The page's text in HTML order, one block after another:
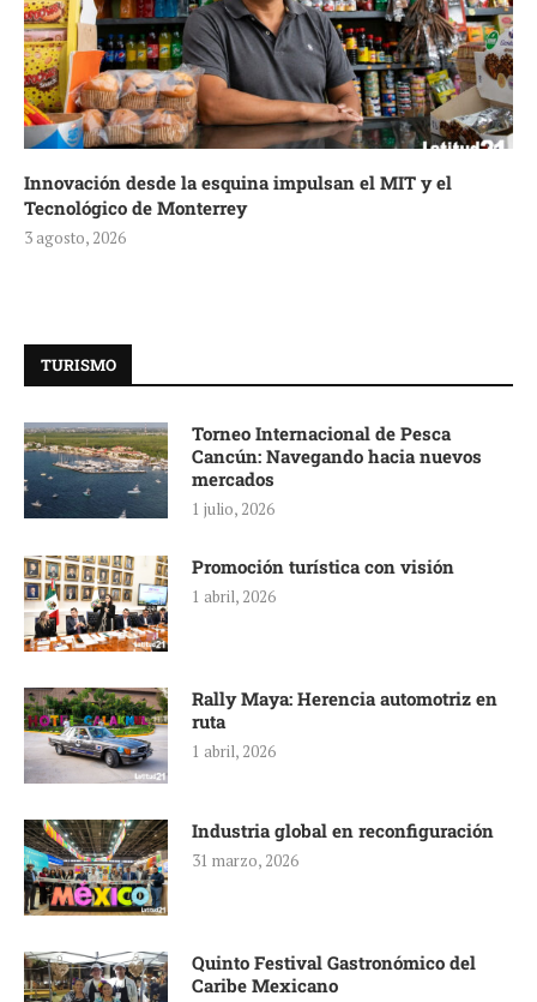
Innovación desde la esquina impulsan el MIT y el
Tecnológico de Monterrey
3 agosto, 2026
TURISMO
Torneo Internacional de Pesca
Cancún: Navegando hacia nuevos
mercados
1 julio, 2026
Promoción turística con visión
1 abril, 2026
Rally Maya: Herencia automotriz en
ruta
1 abril, 2026
Industria global en reconfiguración
31 marzo, 2026
Quinto Festival Gastronómico del
Caribe Mexicano